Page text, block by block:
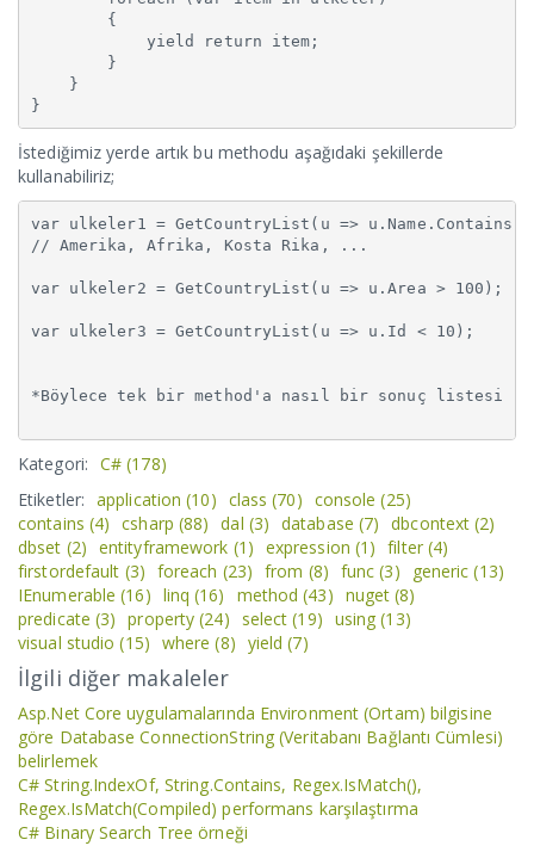
        {
            yield return item;
        }
    }
}
İstediğimiz yerde artık bu methodu aşağıdaki şekillerde
kullanabiliriz;
var ulkeler1 = GetCountryList(u =>
// Amerika, Afrika, Kosta Rika, ...
var ulkeler2 = GetCountryList(u => u.Area > 100);
var ulkeler3 = GetCountryList(u => u.Id < 10);
*Böylece tek bir method'a nasıl bir sonuç listesi
Kategori: C#(178)
Etiketler: application(10) class(70) console(25)
contains (4) csharp (88) dal (3) database (7) dbcontext(2)
dbset (2) entityframework (1) expression (1) filter (4)
firstordefault (3) foreach (23) from (8) func(3) generic(13)
IEnumerable(16) linq(16) method(43) nuget(8)
predicate (3) property(24) select(19) using(13)
visual studio(15) where(8) yield(7)
İlgili diğer makaleler
Asp.Net Core uygulamalarında Environment (Ortam) bilgisine
göre Database ConnectionString (Veritabanı Bağlantı Cümlesi)
belirlemek
C# String.IndexOf, String.Contains, Regex.IsMatch(),
Regex.IsMatch(Compiled) performans karşılaştırma
C# Binary Search Tree örneği